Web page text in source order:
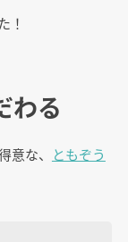
！
わる
な、
ともぞう